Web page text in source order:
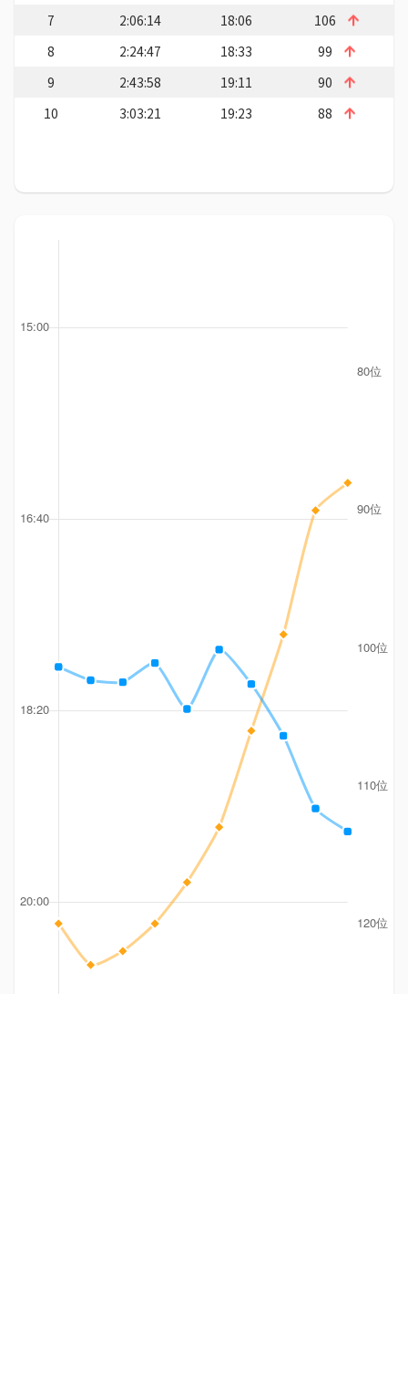
7
2:06:14 18:06
106
8
2:24:47 18:33
99
9
2:43:58 19:11
90
10
3:03:21 19:23 88